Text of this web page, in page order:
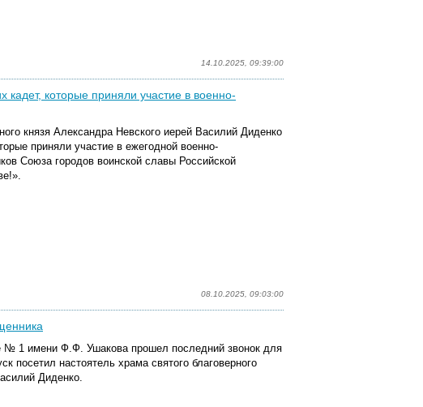
14.10.2025, 09:39:00
кадет, которые приняли участие в военно-
князя Александра Невского иерей Василий Диденко
приняли участие в ежегодной военно-
Союза городов воинской славы Российской
08.10.2025, 09:03:00
№ 1 имени Ф.Ф. Ушакова прошел последний звонок для
посетил настоятель храма святого благоверного
Диденко.